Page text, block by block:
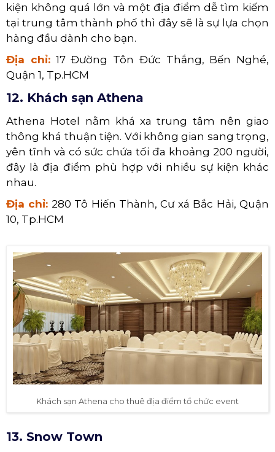
kiện không quá lớn và một địa điểm dễ tìm kiếm
tại trung tâm thành phố thì đây sẽ là sự lựa chọn
hàng đầu dành cho bạn.
Địa chỉ:17 Đường Tôn Đức Thắng, Bến Nghé,
Quận 1, Tp.HCM
12. Khách sạn Athena
Athena Hotel nằm khá xa trung tâm nên giao
thông khá thuận tiện. Với không gian sang trọng,
yên tĩnh và có sức chứa tối đa khoảng 200 người,
đây là địa điểm phù hợp với nhiều sự kiện khác
nhau.
Địa chỉ: 280 Tô Hiến Thành, Cư xá Bắc Hải, Quận
10, Tp.HCM
Khách sạn Athena cho thuê địa điểm tổ chức event
13. Snow Town